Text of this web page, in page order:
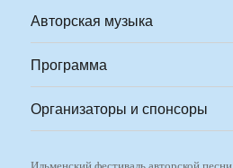
Авторская музыка
Программа
Организаторы и спонсоры